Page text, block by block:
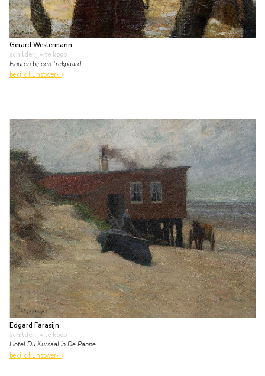
Gerard Westermann
schilderij • te koop
Figuren bij een trekpaard
bekijk kunstwerk
Edgard Farasijn
schilderij • te koop
Hotel Du Kursaal in De Panne
bekijk kunstwerk